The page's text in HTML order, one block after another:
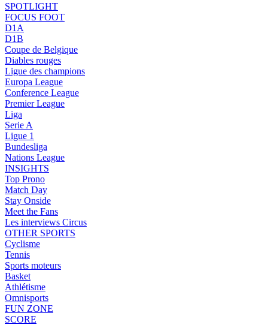
SPOTLIGHT
FOCUS FOOT
D1A
D1B
Coupe de Belgique
Diables rouges
Ligue des champions
Europa League
Conference League
Premier League
Liga
Serie A
Ligue 1
Bundesliga
Nations League
INSIGHTS
Top Prono
Match Day
Stay Onside
Meet the Fans
Les interviews Circus
OTHER SPORTS
Cyclisme
Tennis
Sports moteurs
Basket
Athlétisme
Omnisports
FUN ZONE
SCORE